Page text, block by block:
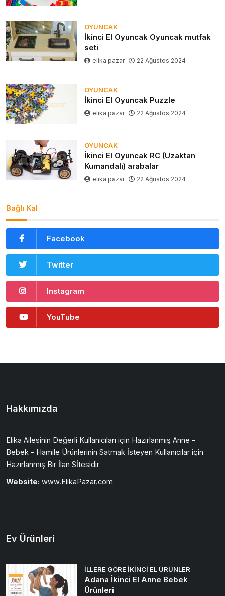
OYUNCAK
İkinci El Oyuncak Oyuncak mutfak
seti
elika pazar 22 Ağustos 2024
OYUNCAK
İkinci El Oyuncak Puzzle
elika pazar 22 Ağustos 2024
OYUNCAK
İkinci El Oyuncak RC (Uzaktan
Kumandalı) arabalar
elika pazar 22 Ağustos 2024
Bağlı Kal
Facebook
Twitter
Instagram
YouTube
Hakkımızda
Elika Ailesinin Değerli Kullanıcıları için Hazırlanmış Anne –
Bebek – Hamile Ürünlerinin Satmak İsteyen Kullanıcılar için
Hazırlanmış Bir İlan Sİtesidir
Website: www.ElikaPazar.com
Ev Ürünleri
İLLERE GÖRE İKINCI EL ÜRÜNLER
Adana İkinci El Anne Bebek
Ürünleri